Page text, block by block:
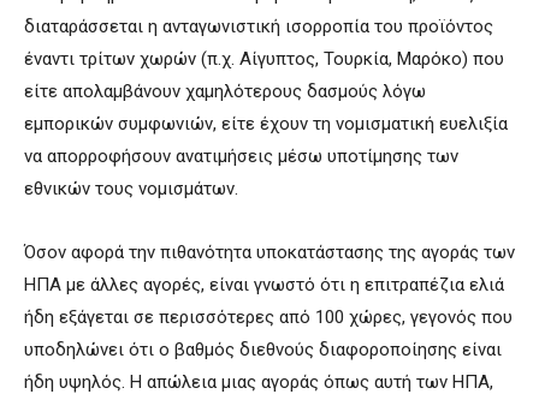
διαταράσσεται η ανταγωνιστική ισορροπία του προϊόντος
έναντι τρίτων χωρών (π.χ. Αίγυπτος, Τουρκία, Μαρόκο) που
είτε απολαμβάνουν χαμηλότερους δασμούς λόγω
εμπορικών συμφωνιών, είτε έχουν τη νομισματική ευελιξία
να απορροφήσουν ανατιμήσεις μέσω υποτίμησης των
εθνικών τους νομισμάτων.
Όσον αφορά την πιθανότητα υποκατάστασης της αγοράς των
ΗΠΑ με άλλες αγορές, είναι γνωστό ότι η επιτραπέζια ελιά
ήδη εξάγεται σε περισσότερες από 100 χώρες, γεγονός που
υποδηλώνει ότι ο βαθμός διεθνούς διαφοροποίησης είναι
ήδη υψηλός. Η απώλεια μιας αγοράς όπως αυτή των ΗΠΑ,